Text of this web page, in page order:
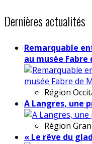
Dernières actualités
Remarquable
au musée
Région
A Langres, une
Région
« Le rêve du